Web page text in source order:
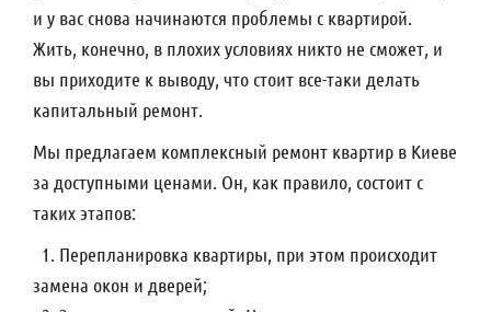
и у вас снова начинаются проблемы с квартирой.
Жить, конечно, в плохих условиях никто не сможет, и
вы приходите к выводу, что стоит все-таки делать
капитальный ремонт.
Мы предлагаем комплексный ремонт квартир в Киеве
за доступными ценами. Он, как правило, состоит с
таких этапов:
1. Перепланировка квартиры, при этом происходит
замена окон и дверей;